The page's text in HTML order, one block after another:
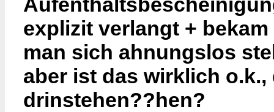
explizit verlangt +
man sich ahnungslos
aber ist das wirklich o.k.,
drinstehen??hen?